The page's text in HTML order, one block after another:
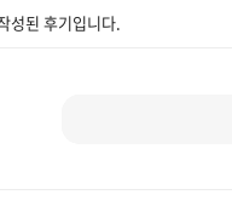
성된 후기입니다.
된 후기입니다.
된 후기입니다.